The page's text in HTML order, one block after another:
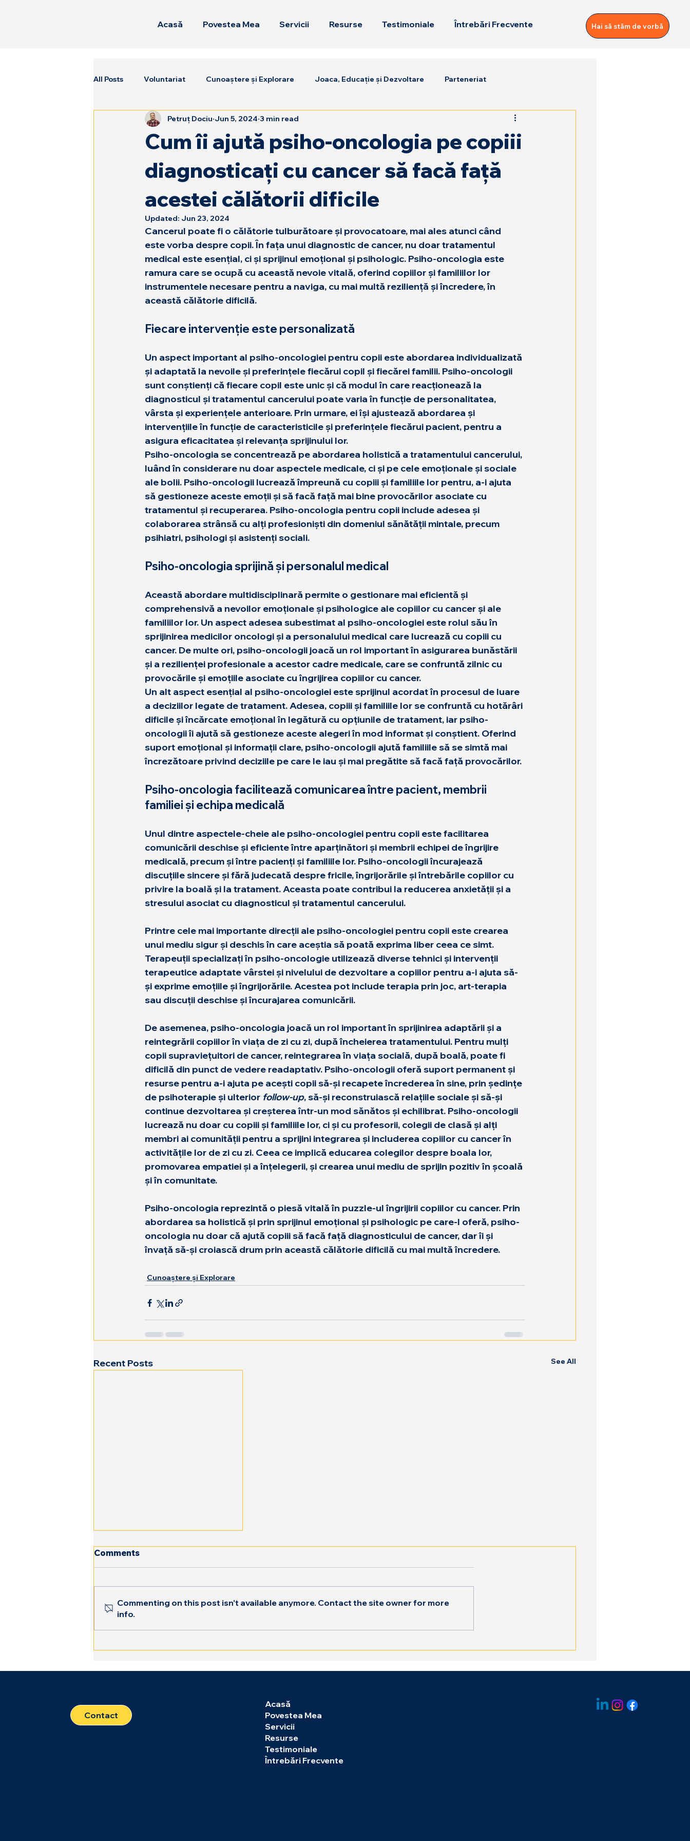
Acasă Povestea Mea Servicii Resurse Testimoniale Întrebări Frecvente Hai să stăm de vorbă
All Posts Voluntariat Cunoaștere și Explorare Joaca, Educație și Dezvoltare Parteneriat
Cum îi ajută psiho-oncologia pe copiii
diagnosticați cu cancer să facă față
acestei călătorii dificile
Petruț Dociu Jun 5, 2024 3 min read
Updated: Jun 23, 2024
Cancerul poate fi o călătorie tulburătoare și provocatoare, mai ales atunci când
este vorba despre copii. În fața unui diagnostic de cancer, nu doar tratamentul
medical este esențial, ci și sprijinul emoțional și psihologic. Psiho-oncologia este
ramura care se ocupă cu această nevoie vitală, oferind copiilor și familiilor lor
instrumentele necesare pentru a naviga, cu mai multă reziliență și încredere, în
această călătorie dificilă.
Fiecare intervenție este personalizată
Un aspect important al psiho-oncologiei pentru copii este abordarea individualizată
și adaptată la nevoile și preferințele fiecărui copil și fiecărei familii. Psiho-oncologii
sunt conștienți că fiecare copil este unic și că modul în care reacționează la
diagnosticul și tratamentul cancerului poate varia în funcție de personalitatea,
vârsta și experiențele anterioare. Prin urmare, ei își ajustează abordarea și
intervențiile în funcție de caracteristicile și preferințele fiecărui pacient, pentru a
asigura eficacitatea și relevanța sprijinului lor.
Psiho-oncologia se concentrează pe abordarea holistică a tratamentului cancerului,
luând în considerare nu doar aspectele medicale, ci și pe cele emoționale și sociale
ale bolii. Psiho-oncologii lucrează împreună cu copiii și familiile lor pentru, a-i ajuta
să gestioneze aceste emoții și să facă față mai bine provocărilor asociate cu
tratamentul și recuperarea. Psiho-oncologia pentru copii include adesea și
colaborarea strânsă cu alți profesioniști din domeniul sănătății mintale, precum
psihiatri, psihologi și asistenți sociali.
Psiho-oncologia sprijină și personalul medical
Această abordare multidisciplinară permite o gestionare mai eficientă și
comprehensivă a nevoilor emoționale și psihologice ale copiilor cu cancer și ale
familiilor lor. Un aspect adesea subestimat al psiho-oncologiei este rolul său în
sprijinirea medicilor oncologi și a personalului medical care lucrează cu copiii cu
cancer. De multe ori, psiho-oncologii joacă un rol important în asigurarea bunăstării
și a rezilienței profesionale a acestor cadre medicale, care se confruntă zilnic cu
provocările și emoțiile asociate cu îngrijirea copiilor cu cancer.
Un alt aspect esențial al psiho-oncologiei este sprijinul acordat în procesul de luare
a deciziilor legate de tratament. Adesea, copiii și familiile lor se confruntă cu hotărâri
dificile și încărcate emoțional în legătură cu opțiunile de tratament, iar psiho-
oncologii îi ajută să gestioneze aceste alegeri în mod informat și conștient. Oferind
suport emoțional și informații clare, psiho-oncologii ajută familiile să se simtă mai
încrezătoare privind deciziile pe care le iau și mai pregătite să facă față provocărilor.
Psiho-oncologia facilitează comunicarea între pacient, membrii
familiei și echipa medicală
Unul dintre aspectele-cheie ale psiho-oncologiei pentru copii este facilitarea
comunicării deschise și eficiente între aparținători și membrii echipei de îngrijire
medicală, precum și între pacienți și familiile lor. Psiho-oncologii încurajează
discuțiile sincere și fără judecată despre fricile, îngrijorările și întrebările copiilor cu
privire la boală și la tratament. Aceasta poate contribui la reducerea anxietății și a
stresului asociat cu diagnosticul și tratamentul cancerului.
Printre cele mai importante direcții ale psiho-oncologiei pentru copii este crearea
unui mediu sigur și deschis în care aceștia să poată exprima liber ceea ce simt.
Terapeuții specializați în psiho-oncologie utilizează diverse tehnici și intervenții
terapeutice adaptate vârstei și nivelului de dezvoltare a copiilor pentru a-i ajuta să-
și exprime emoțiile și îngrijorările. Acestea pot include terapia prin joc, art-terapia
sau discuții deschise și încurajarea comunicării.
De asemenea, psiho-oncologia joacă un rol important în sprijinirea adaptării și a
reintegrării copiilor în viața de zi cu zi, după încheierea tratamentului. Pentru mulți
copii supraviețuitori de cancer, reintegrarea în viața socială, după boală, poate fi
dificilă din punct de vedere readaptativ. Psiho-oncologii oferă suport permanent și
resurse pentru a-i ajuta pe acești copii să-și recapete încrederea în sine, prin ședințe
de psihoterapie și ulterior follow-up, să-și reconstruiască relațiile sociale și să-și
continue dezvoltarea și creșterea într-un mod sănătos și echilibrat. Psiho-oncologii
lucrează nu doar cu copiii și familiile lor, ci și cu profesorii, colegii de clasă și alți
membri ai comunității pentru a sprijini integrarea și includerea copiilor cu cancer în
activitățile lor de zi cu zi. Ceea ce implică educarea colegilor despre boala lor,
promovarea empatiei și a înțelegerii, și crearea unui mediu de sprijin pozitiv în școală
și în comunitate.
Psiho-oncologia reprezintă o piesă vitală în puzzle-ul îngrijirii copiilor cu cancer. Prin
abordarea sa holistică și prin sprijinul emoțional și psihologic pe care-l oferă, psiho-
oncologia nu doar că ajută copiii să facă față diagnosticului de cancer, dar îi și
învață să-și croiască drum prin această călătorie dificilă cu mai multă încredere.
Cunoaștere și Explorare
Recent Posts See All
Ne Unim Forțele Pentru un
Comments
Commenting on this post isn't available anymore. Contact the site owner for more
info.
Acasă
Povestea Mea
Servicii
Resurse
Testimoniale
Întrebări Frecvente
Contact